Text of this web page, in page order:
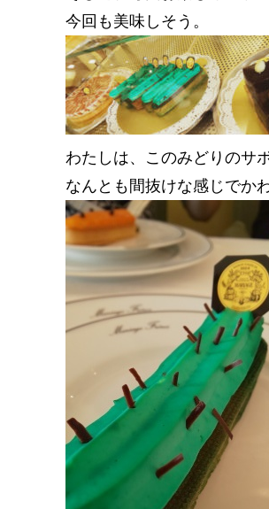
今回も美味しそう。
わたしは、このみどりのサ
なんとも間抜けな感じでか